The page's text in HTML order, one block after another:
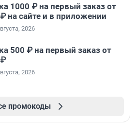
1000 ₽ на первый заказ от
на сайте и в приложении
2026
500 ₽ на первый заказ от
2026
промокоды